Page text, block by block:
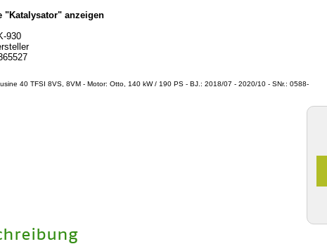
"Katalysator" anzeigen
930
40 TFSI 8VS, 8VM - Motor: Otto, 140 kW / 190 PS - BJ.: 2018/07 - 2020/10 - SNr.: 0588-